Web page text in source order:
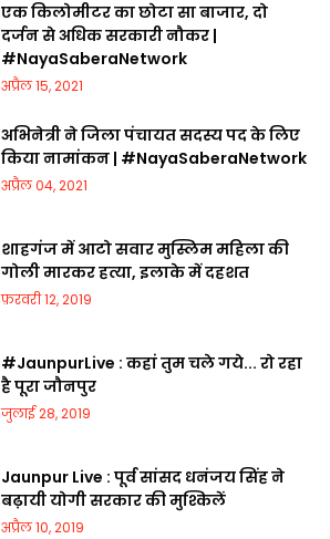
एक किलोमीटर का छोटा सा बाजार, दो
दर्जन से अधिक सरकारी नौकर |
#NayaSaberaNetwork
अप्रैल 15, 2021
अभिनेत्री ने जिला पंचायत सदस्य पद के लिए
किया नामांकन | #NayaSaberaNetwork
अप्रैल 04, 2021
शाहगंज में आटो सवार मुस्लिम महिला की
गोली मारकर हत्या, इलाके में दहशत
फ़रवरी 12, 2019
#JaunpurLive : कहां तुम चले गये... रो रहा
है पूरा जौनपुर
जुलाई 28, 2019
Jaunpur Live : पूर्व सांसद धनंजय सिंह ने
बढ़ायी योगी सरकार की मुश्किलें
अप्रैल 10, 2019